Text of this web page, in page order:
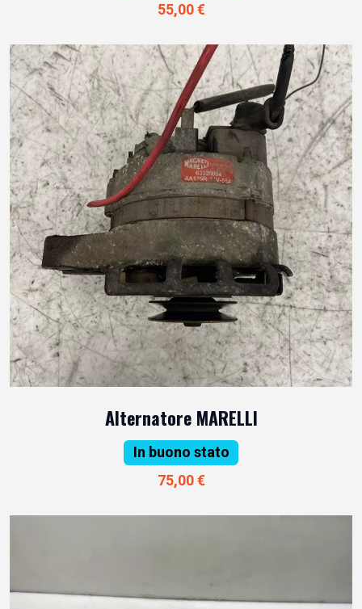
55,00 €
Alternatore MARELLI
In buono stato
75,00 €